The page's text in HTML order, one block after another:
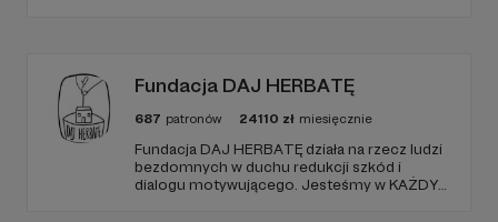
pomóc.
Fundacja DAJ HERBATĘ
687 patronów 24110 zł miesięcznie
Fundacja DAJ HERBATĘ działa na rzecz ludzi
bezdomnych w duchu redukcji szkód i
dialogu motywującego. Jesteśmy w KAŻDY